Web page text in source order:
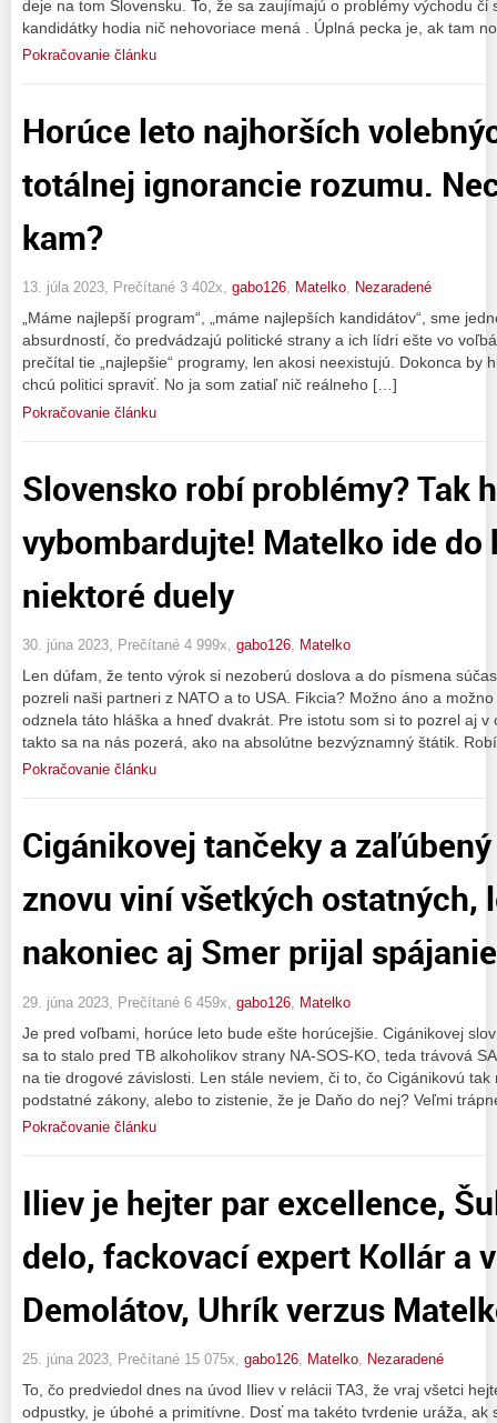
deje na tom Slovensku. To, že sa zaujímajú o problémy východu či
kandidátky hodia nič nehovoriace mená . Úplná pecka je, ak tam
Pokračovanie článku
Horúce leto najhorších
totálnej ignorancie rozumu.
kam?
13. júla 2023, Prečítané 3 402x, gabo126, Matelko, Nezaradené
„Máme najlepší program“, „máme najlepších kandidátov“, sme
absurdností, čo predvádzajú politické strany a ich lídri ešte vo
prečítal tie „najlepšie“ programy, len akosi neexistujú. Dokonca by
chcú politici spraviť. No ja som zatiaľ nič reálneho […]
Pokračovanie článku
Slovensko robí problémy? Tak
vybombardujte! Matelko ide do
niektoré duely
30. júna 2023, Prečítané 4 999x, gabo126, Matelko
Len dúfam, že tento výrok si nezoberú doslova a do písmena
pozreli naši partneri z NATO a to USA. Fikcia? Možno áno a
odznela táto hláška a hneď dvakrát. Pre istotu som si to pozrel aj v
takto sa na nás pozerá, ako na absolútne bezvýznamný štátik.
Pokračovanie článku
Cigánikovej tančeky a
znovu viní všetkých ostatných,
nakoniec aj Smer prijal spájanie
29. júna 2023, Prečítané 6 459x, gabo126 Matelko
Je pred voľbami, horúce leto bude ešte horúcejšie. Cigánikovej
sa to stalo pred TB alkoholikov strany NA-SOS-KO, teda trávová
na tie drogové závislosti. Len stále neviem, či to, čo Cigánikovú
podstatné zákony, alebo to zistenie, že je Daňo do nej? Veľmi
Pokračovanie článku
Iliev je hejter par excellence,
delo, fackovací expert Kollár a
Demolátov, Uhrík verzus
25. júna 2023, Prečítané 15 075x, gabo126, Matelko, Nezaradené
To, čo predviedol dnes na úvod Iliev v relácii TA3, že vraj všetci
odpustky, je úbohé a primitívne. Dosť ma takéto tvrdenie uráža, ak